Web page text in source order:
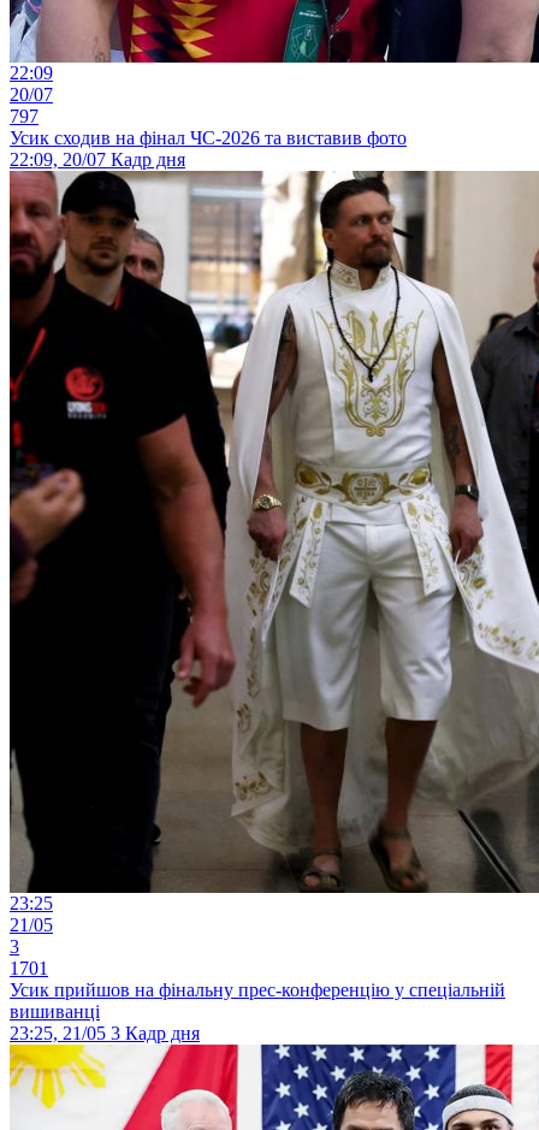
22:09
20/07
797
Усик сходив на фінал ЧС-2026 та виставив фото
22:09, 20/07 Кадр дня
23:25
21/05
3
1701
Усик прийшов на фінальну прес-конференцію у спеціальній
вишиванці
23:25, 21/05 3 Кадр дня